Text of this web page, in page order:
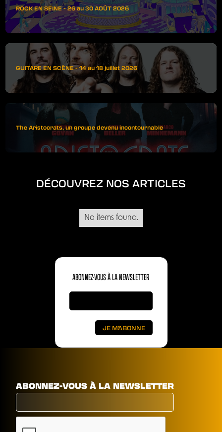
ROCK EN SEINE - 26 au 30 AOÛT 2026
GUITARE EN SCÈNE - 14 au 18 juillet 2026
The Aristocrats, un groupe devenu incontournable
DÉCOUVREZ NOS ARTICLES
No items found.
ABONNEZ-VOUS À LA NEWSLETTER
ABONNEZ-VOUS À LA NEWSLETTER